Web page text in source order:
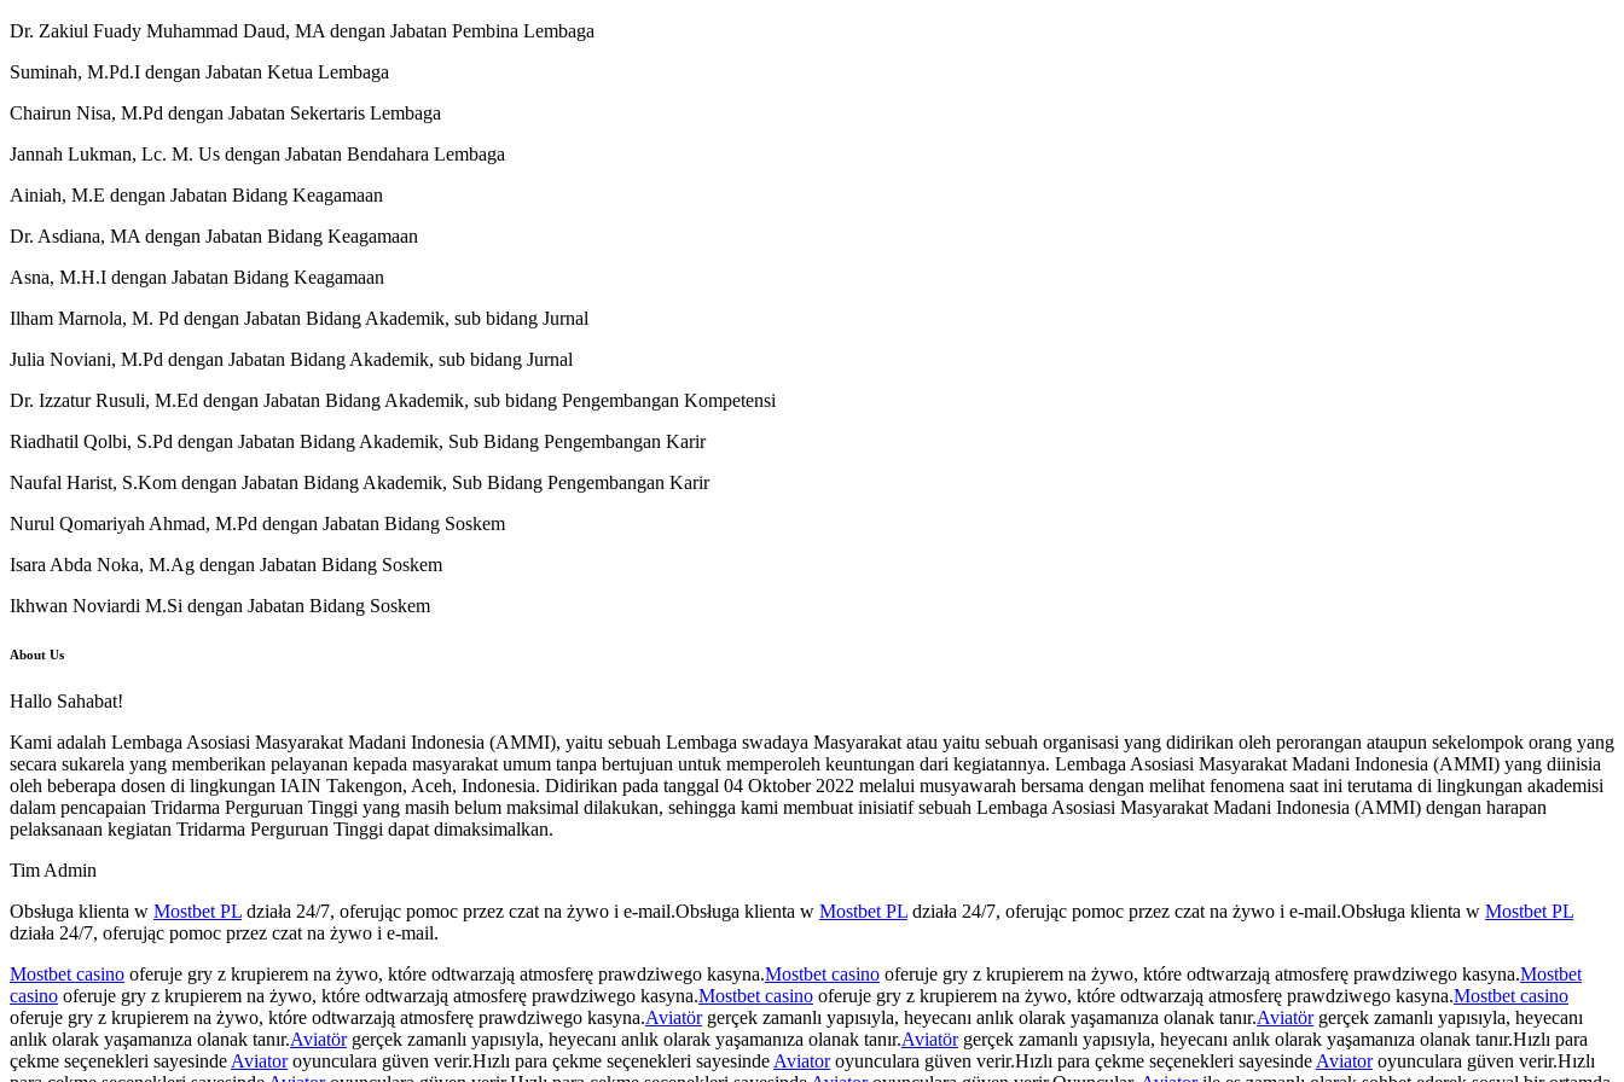
Dr. Zakiul Fuady Muhammad Daud, MA dengan Jabatan Pembina Lembaga
Suminah, M.Pd.I dengan Jabatan Ketua Lembaga
Chairun Nisa, M.Pd dengan Jabatan Sekertaris Lembaga
Jannah Lukman, Lc. M. Us dengan Jabatan Bendahara Lembaga
Ainiah, M.E dengan Jabatan Bidang Keagamaan
Dr. Asdiana, MA dengan Jabatan Bidang Keagamaan
Asna, M.H.I dengan Jabatan Bidang Keagamaan
Ilham Marnola, M. Pd dengan Jabatan Bidang Akademik, sub bidang Jurnal
Julia Noviani, M.Pd dengan Jabatan Bidang Akademik, sub bidang Jurnal
Dr. Izzatur Rusuli, M.Ed dengan Jabatan Bidang Akademik, sub bidang Pengembangan Kompetensi
Riadhatil Qolbi, S.Pd dengan Jabatan Bidang Akademik, Sub Bidang Pengembangan Karir
Naufal Harist, S.Kom dengan Jabatan Bidang Akademik, Sub Bidang Pengembangan Karir
Nurul Qomariyah Ahmad, M.Pd dengan Jabatan Bidang Soskem
Isara Abda Noka, M.Ag dengan Jabatan Bidang Soskem
Ikhwan Noviardi M.Si dengan Jabatan Bidang Soskem
About Us
Hallo Sahabat!
Kami adalah Lembaga Asosiasi Masyarakat Madani Indonesia (AMMI), yaitu sebuah Lembaga swadaya Masyarakat atau yaitu sebuah organisasi yang didirikan oleh perorangan ataupun sekelompok orang yang
secara sukarela yang memberikan pelayanan kepada masyarakat umum tanpa bertujuan untuk memperoleh keuntungan dari kegiatannya. Lembaga Asosiasi Masyarakat Madani Indonesia (AMMI) yang diinisia
oleh beberapa dosen di lingkungan IAIN Takengon, Aceh, Indonesia. Didirikan pada tanggal 04 Oktober 2022 melalui musyawarah bersama dengan melihat fenomena saat ini terutama di lingkungan akademisi
dalam pencapaian Tridarma Perguruan Tinggi yang masih belum maksimal dilakukan, sehingga kami membuat inisiatif sebuah Lembaga Asosiasi Masyarakat Madani Indonesia (AMMI) dengan harapan
pelaksanaan kegiatan Tridarma Perguruan Tinggi dapat dimaksimalkan.
Tim Admin
Obsługa klienta w Mostbet PL działa 24/7, oferując pomoc przez czat na żywo i e-mail.Obsługa klienta w Mostbet PL działa 24/7, oferując pomoc przez czat na żywo i e-mail.Obsługa klienta w Mostbet PL
działa 24/7, oferując pomoc przez czat na żywo i e-mail.
Mostbet casino oferuje gry z krupierem na żywo, które odtwarzają atmosferę prawdziwego kasyna.Mostbet casino oferuje gry z krupierem na żywo, które odtwarzają atmosferę prawdziwego kasyna.Mostbet
casino oferuje gry z krupierem na żywo, które odtwarzają atmosferę prawdziwego kasyna.Mostbet casino oferuje gry z krupierem na żywo, które odtwarzają atmosferę prawdziwego kasyna.Mostbet casino
oferuje gry z krupierem na żywo, które odtwarzają atmosferę prawdziwego kasyna.Aviatörgerçek zamanlı yapısıyla, heyecanı anlık olarak yaşamanıza olanak tanır.Aviatörgerçek zamanlı yapısıyla, heyecanı
anlık olarak yaşamanıza olanak tanır.Aviatörgerçek zamanlı yapısıyla, heyecanı anlık olarak yaşamanıza olanak tanır.Aviatörgerçek zamanlı yapısıyla, heyecanı anlık olarak yaşamanıza olanak tanır.Hızlı para
çekme seçenekleri sayesindeAviatoroyunculara güven verir.Hızlı para çekme seçenekleri sayesindeAviatoroyunculara güven verir.Hızlı para çekme seçenekleri sayesindeAviatoroyunculara güven verir.Hızlı